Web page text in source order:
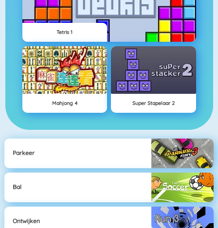
Tetris 1
Mahjong 4 Super Stapelaar 2
Parkeer
Bal
Ontwijken